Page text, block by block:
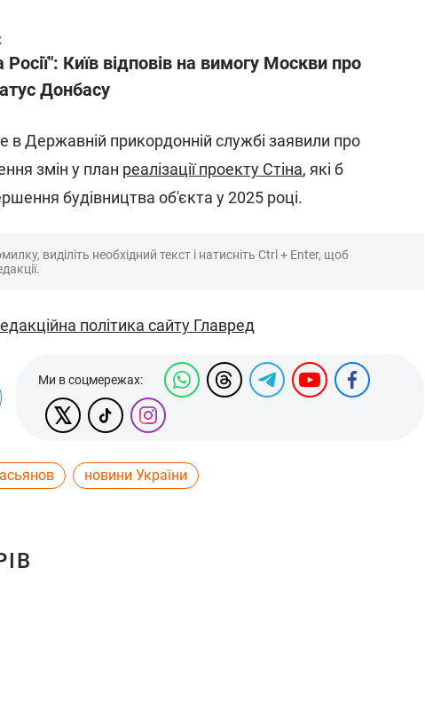
Київ відповів на вимогу Москви про
Донбасу
в Державній прикордонній службі заявили про
змін у план реалізації проекту Стіна, які б
будівництва об'єкта у 2025 році.
виділіть необхідний текст і натисніть Ctrl + Enter, щоб
політика сайту Главред
Ми в соцмережах:
новини України